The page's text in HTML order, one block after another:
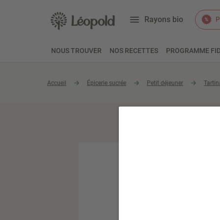
Rayons bio
NOUS TROUVER NOS RECETTES PROGRAMME
Accueil Épicerie sucrée Petit déjeuner